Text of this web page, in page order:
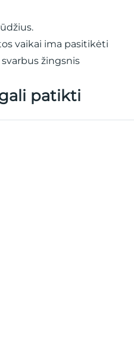
vaikai ima pasitikėti
žingsnis
patikti